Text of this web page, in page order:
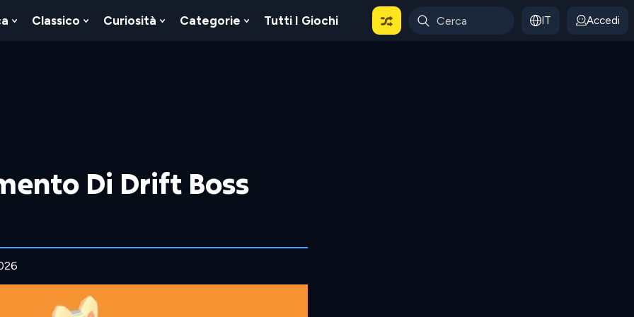
Show
Classico
Show
Curiosità
Show
Categorie
Show
Tutti I Giochi IT Accedi
Di Drift Boss